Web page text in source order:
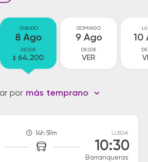
SABADO
8 Ago
DESDE
$ 64.200
DOMINGO
9 Ago
DESDE
VER
10
por más temprano
14h 59m LLEGA
10:30
Barranqueras